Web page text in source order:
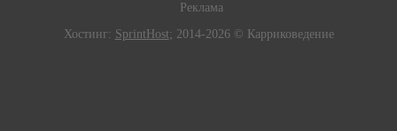
Реклама
Хостинг: SprintHost; 2014-2026 © Карриковедение